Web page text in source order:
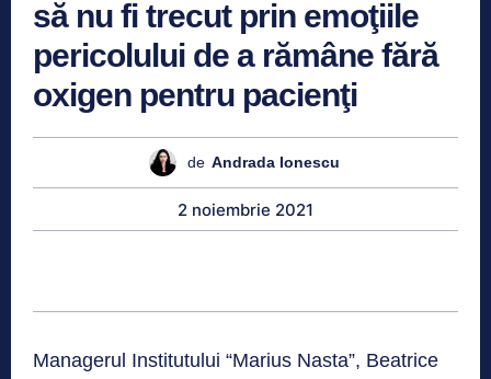
să nu fi trecut prin emoţiile
pericolului de a rămâne fără
oxigen pentru pacienţi
de Andrada Ionescu
2 noiembrie 2021
Managerul Institutului “Marius Nasta”, Beatrice